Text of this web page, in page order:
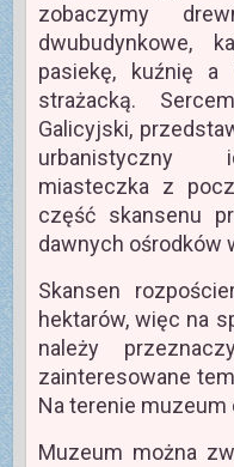
zobaczymy
dwubudynkowe,
pasiekę, kuźnię
strażacką.
Galicyjski,
urbanistyczny
miasteczka z
część skansenu
dawnych ośrodków
Skansen
hektarów, więc na
należy
zainteresowane
Na terenie muzeum
Muzeum można